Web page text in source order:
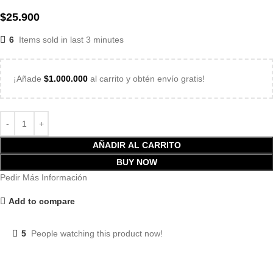
$25.900
6 Items sold in last 3 minutes
¡Añade $1.000.000 al carrito y obtén envío gratis!
AÑADIR AL CARRITO
BUY NOW
Pedir Más Información
Add to compare
5 People watching this product now!